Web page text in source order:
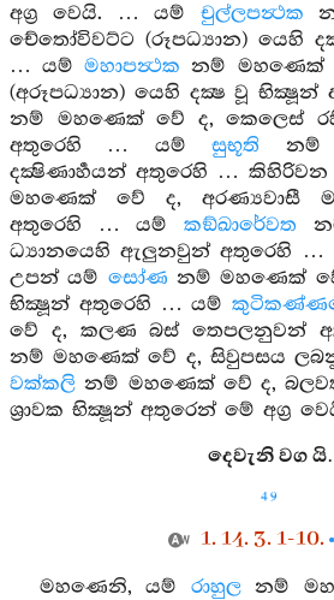
අග්‍ර වෙයි. … යම් චුල්ලපන්‍ථක
චේතෝවිවට්ට (රූපධ්‍යාන) යෙහි
… යම්මහාපන්‍ථක නම් මහණෙක්
(අරූපධ්‍යාන) යෙහි දක්‍ෂ වූ
නම් මහණෙක් වේ ද, කෙලෙස්
අතුරෙහි … යම්සුභූති නම්
දක්‍ෂිණාර්‍හයන් අතුරෙහි … කිහිරිවන
මහණෙක් වේ ද, අරණ්‍යවාසී
අතුරෙහි … යම්කඞ්ඛාරේවත
ධ්‍යානයෙහි ඇලුනවුන් අතුරෙහි …
උපන් යම් සෝණ නම් මහණෙක්
භික්‍ෂූන් අතුරෙහි … යම්
වේ ද, කලණ බස් තෙපලනුවන්
නම් මහණෙක් වේ ද, සිවුපසය
වක්කලි නම් මහණෙක් වේ ද,
ශ්‍රාවක භික්‍ෂූන් අතුරෙන් මේ අග්‍ර
දෙවැනි වග යි.
49
1. 14. 3. 1-10.
මහණෙනි, යම් රාහුලනම්